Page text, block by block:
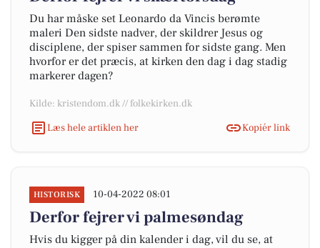
Du har måske set Leonardo da Vincis berømte
maleri Den sidste nadver, der skildrer Jesus og
disciplene, der spiser sammen for sidste gang. Men
hvorfor er det præcis, at kirken den dag i dag stadig
markerer dagen?
Kilde: kristendom.dk // folkekirken.dk
Læs hele artiklen her
Kopiér link
HISTORISK 10-04-2022 08:01
Derfor fejrer vi palmesøndag
Hvis du kigger på din kalender i dag, vil du se, at